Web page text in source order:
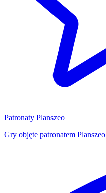
Patronaty Planszeo
Gry objęte patronatem Planszeo